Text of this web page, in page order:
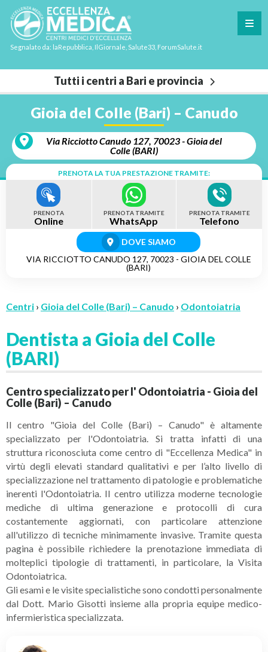
Segnalato da: laRepubblica, IlGiornale, Salute33, ForumSalute.it
Tutti i centri a Bari e provincia
Gioia del Colle (Bari) – Canudo
Via Ricciotto Canudo 127, 70023 - Gioia del
Colle (BARI)
PRENOTA LA TUA PRESTAZIONE TRAMITE:
PRENOTA
Online
PRENOTA TRAMITE
WhatsApp
PRENOTA TRAMITE
Telefono
DOVE SIAMO
VIA RICCIOTTO CANUDO 127, 70023 - GIOIA DEL COLLE
(BARI)
Centri › Gioia del Colle (Bari) – Canudo › Odontoiatria
Dentista a Gioia del Colle
(BARI)
Centro specializzato per l' Odontoiatria - Gioia del
Colle (Bari) – Canudo
Il centro "Gioia del Colle (Bari) – Canudo" è altamente
specializzato per l'Odontoiatria. Si tratta infatti di una
struttura riconosciuta come centro di "Eccellenza Medica" in
virtù degli elevati standard qualitativi e per l’alto livello di
specializzazione nel trattamento di patologie e problematiche
inerenti l'Odontoiatria. Il centro utilizza moderne tecnologie
mediche di ultima generazione e protocolli di cura
costantemente aggiornati, con particolare attenzione
all'utilizzo di tecniche minimamente invasive. Tramite questa
pagina è possibile richiedere la prenotazione immediata di
molteplici tipologie di trattamenti, in particolare, la Visita
Odontoiatrica.
Gli esami e le visite specialistiche sono condotti personalmente
dal Dott. Mario Gisotti insieme alla propria equipe medico-
infermieristica specializzata.